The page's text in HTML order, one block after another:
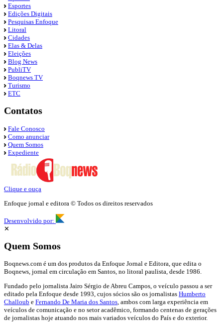
Esportes
Edições Digitais
Pesquisas Enfoque
Litoral
Cidades
Elas & Delas
Eleições
Blog News
PubliTV
Boqnews TV
Turismo
ETC
Contatos
Fale Conosco
Como anunciar
Quem Somos
Expediente
Clique e ouça
Enfoque jornal e editora © Todos os direitos reservados
Desenvolvido por:
✕
Quem Somos
Boqnews.com é um dos produtos da Enfoque Jornal e Editora, que edita o
Boqnews, jornal em circulação em Santos, no litoral paulista, desde 1986.
Fundado pelo jornalista Jairo Sérgio de Abreu Campos, o veículo passou a ser
editado pela Enfoque desde 1993, cujos sócios são os jornalistas Humberto
Challoub e Fernando De Maria dos Santos , ambos com larga experiência em
veículos de comunicação e no setor acadêmico, formando centenas de gerações
de jornalistas hoje atuando nos mais variados veículos do País e do exterior.